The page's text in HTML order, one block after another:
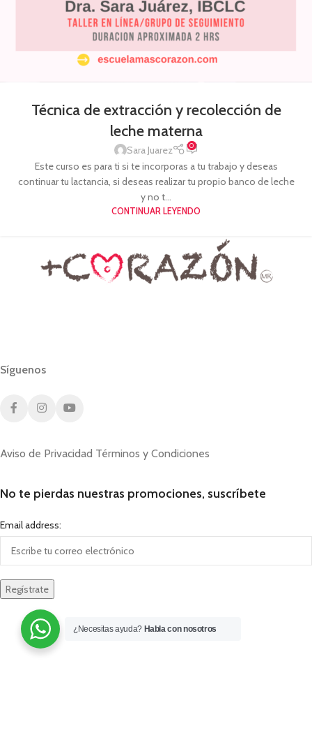
Técnica de extracción y recolección de
leche materna
Sara Juarez 0
Este curso es para ti si te incorporas a tu trabajo y deseas
continuar tu lactancia, si deseas realizar tu propio banco de leche
y no t...
CONTINUAR LEYENDO
Síguenos
Aviso de Privacidad Términos y Condiciones
No te pierdas nuestras promociones, suscríbete
Email address:
¿Necesitas ayuda? Habla con nosotros